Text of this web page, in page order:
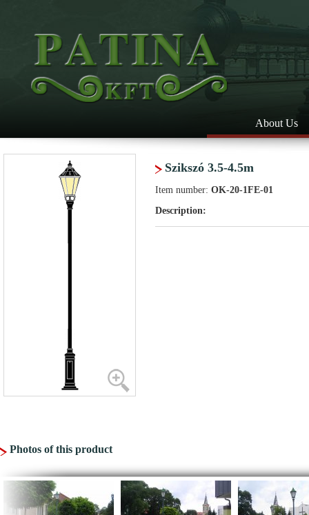
About Us
Szikszó 3.5-4.5m
Item number: OK-20-1FE-01
Description:
Photos of this product